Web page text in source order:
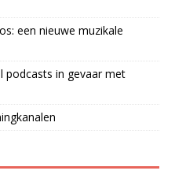
een nieuwe muzikale
podcasts in gevaar met